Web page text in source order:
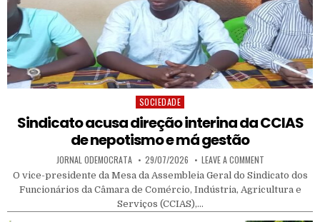
Posted in
SOCIEDADE
Sindicato acusa direção interina da CCIAS
de nepotismo e má gestão
AUTHOR:
JORNAL ODEMOCRATA PUBLISHED DATE:
29/07/2026 LEAVE A COMMENTON SINDICATO
O vice-presidente da Mesa da Assembleia Geral do Sindicato dos
Funcionários da Câmara de Comércio, Indústria, Agricultura e
Serviços (CCIAS),…